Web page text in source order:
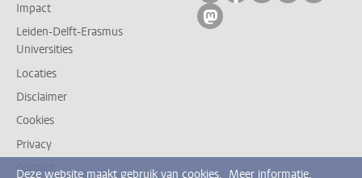
Impact
Leiden-Delft-Erasmus
Universities
Locaties
Disclaimer
Cookies
Privacy
Contact
Volg ons op mastodon
Deze website maakt gebruik van cookies. Meer informatie.